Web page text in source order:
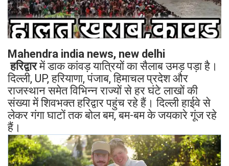
Mahendra india news, new delhi
हरिद्वारमें डाक कांवड़ यात्रियों का सैलाब उमड़ पड़ा है।
दिल्ली, UP, हरियाणा, पंजाब, हिमाचल प्रदेश और
राजस्थान समेत विभिन्न राज्यों से हर घंटे लाखों की
संख्या में शिवभक्त हरिद्वार पहुंच रहे हैं। दिल्ली हाईवे से
लेकर गंगा घाटों तक बोल बम, बम-बम के जयकारे गूंज रहे
हैं।